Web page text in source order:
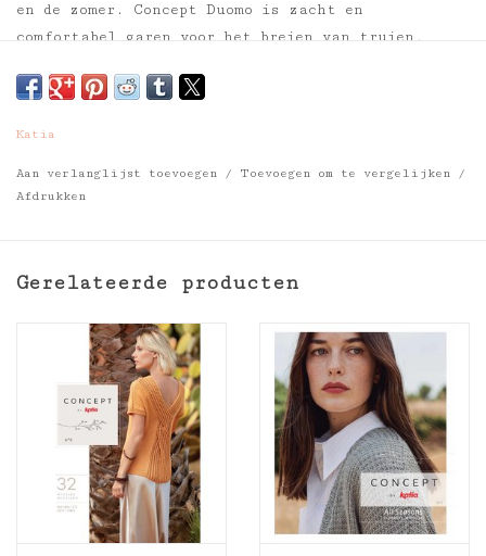
en de zomer. Concept Duomo is zacht en
comfortabel garen voor het breien van truien,
het vervaardigen van topjes met schouderbandjes.
Bekijk kleurkaart en meer info
Katia
Aan verlanglijst toevoegen / Toevoegen om te vergelijken
/
Afdrukken
Gerelateerde producten